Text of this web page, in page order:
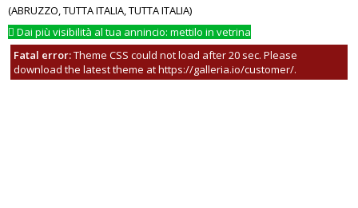
(ABRUZZO, TUTTA ITALIA, TUTTA ITALIA)
Dai più visibilità al tua annincio: mettilo in vetrina
Fatal error:Theme CSS could not load after 20 sec. Please
download the latest theme at https://galleria.io/customer/.